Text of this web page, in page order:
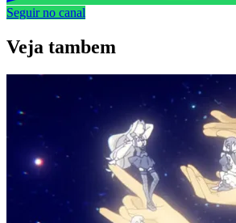
Seguir no canal
Veja tambem